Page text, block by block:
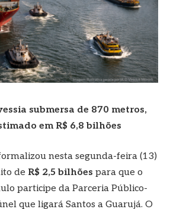
submersa de 870 metros,
em R$ 6,8 bilhões
nesta segunda-feira (13)
de R$ 2,5 bilhões para que o
participe da Parceria Público-
que ligará Santos a Guarujá. O